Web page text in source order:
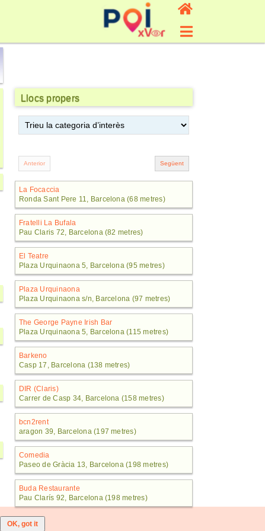
Llocs propers
La Focaccia
Ronda Sant Pere 11, Barcelona (68 metres)
Fratelli La Bufala
Pau Claris 72, Barcelona (82 metres)
El Teatre
Plaza Urquinaona 5, Barcelona (95 metres)
Plaza Urquinaona
Plaza Urquinaona s/n, Barcelona (97 metres)
The George Payne Irish Bar
Plaza Urquinaona 5, Barcelona (115 metres)
Barkeno
Casp 17, Barcelona (138 metres)
DIR (Claris)
Carrer de Casp 34, Barcelona (158 metres)
bcn2rent
aragon 39, Barcelona (197 metres)
Comedia
Paseo de Gràcia 13, Barcelona (198 metres)
Buda Restaurante
Pau Clarís 92, Barcelona (198 metres)